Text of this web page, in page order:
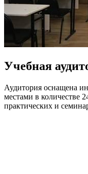
Учебная
Аудитория оснащена
местами в количестве
практических и